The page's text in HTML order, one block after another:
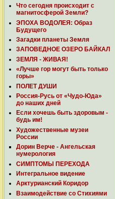
Что сегодня происходит с
магнитосферой Земли?
ЭПОХА ВОДОЛЕЯ: Образ
Будущего
Загадки планеты Земля
ЗАПОВЕДНОЕ ОЗЕРО БАЙКАЛ
ЗЕМЛЯ - ЖИВАЯ!
«Лучше гор могут быть только
горы»
ПОЛЕТ ДУШИ
Россия-Русь от «Чудо-Юда»
до наших дней
Если хочешь быть здоровым -
будь им!
Художественные музеи
России
Дорин Верче - Ангельская
нумерология
СИМПТОМЫ ПЕРЕХОДА
Интегральное видение
Арктурианский Коридор
Взаимодействие со Стихиями